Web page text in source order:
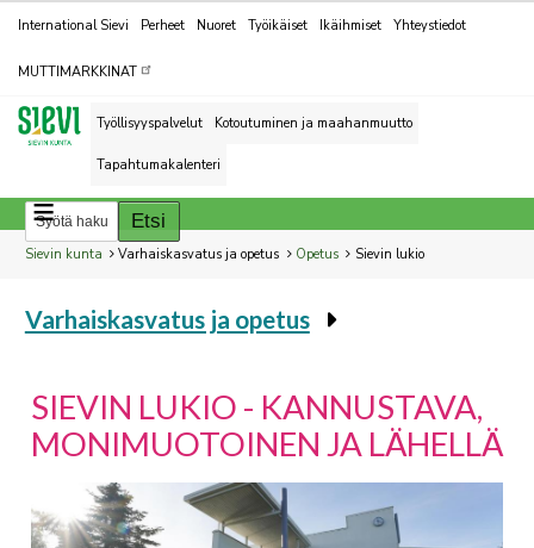
Kohderyhmät
International Sievi Perheet Nuoret Työikäiset Ikäihmiset Yhteystiedot
MUTTIMARKKINAT
Työllisyyspalvelut Kotoutuminen ja maahanmuutto
Tapahtumakalenteri
Breadcrumbs
You
here:
Sievin kunta Varhaiskasvatus ja opetus Opetus Sievin lukio
You
Varhaiskasvatus ja opetus
SIEVIN LUKIO - KANNUSTAVA,
MONIMUOTOINEN JA LÄHELLÄ